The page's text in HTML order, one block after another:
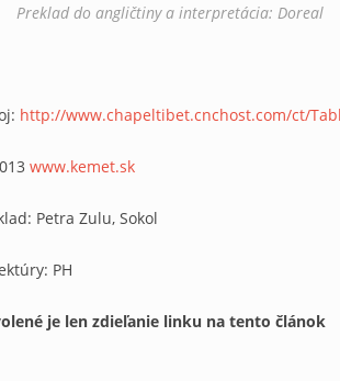
Preklad do angličtiny a interpretácia: Doreal
http://www.chapeltibet.cnchost.com/ct/
www.kemet.sk
Petra Zulu, Sokol
PH
je len zdieľanie linku na tento článok